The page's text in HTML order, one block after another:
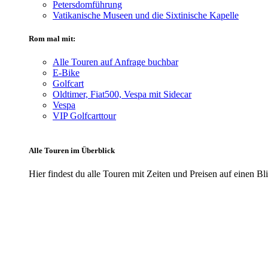
Petersdomführung
Vatikanische Museen und die Sixtinische Kapelle
Rom mal mit:
Alle Touren auf Anfrage buchbar
E-Bike
Golfcart
Oldtimer, Fiat500, Vespa mit Sidecar
Vespa
VIP Golfcarttour
Alle Touren im Überblick
Hier findest du alle Touren mit Zeiten und Preisen auf einen